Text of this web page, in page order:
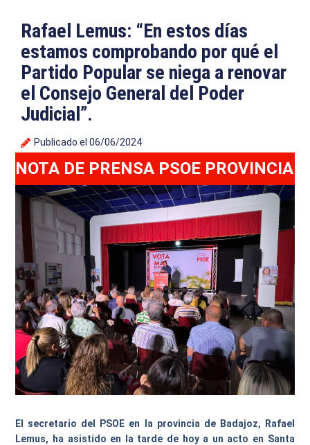
Rafael Lemus: “En estos días
estamos comprobando por qué el
Partido Popular se niega a renovar
el Consejo General del Poder
Judicial”.
Publicado el 06/06/2024
DE PRENSA PSOE PROVINCIA
El secretario del PSOE en la provincia de Badajoz, Rafael
Lemus, ha asistido en la tarde de hoy a un acto en Santa